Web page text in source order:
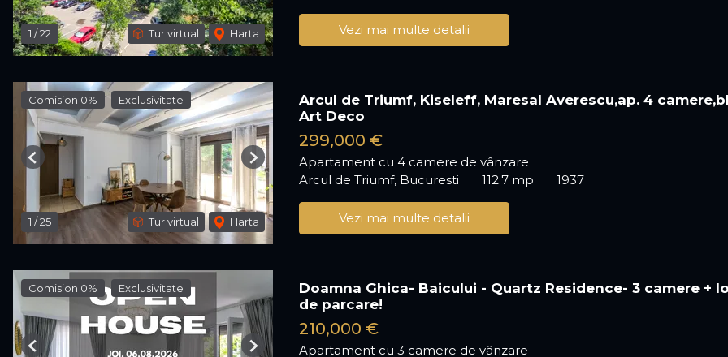
1 /22 Tur virtual Harta Vezi mai multe detalii
Comision 0% Exclusivitate
1 /25 Tur virtual Harta
Previous Next
Arcul de Triumf, Kiseleff, Maresal Averescu,ap. 4
Art Deco
299,000 €
Apartament cu 4 camere de vânzare
Arcul de Triumf, Bucuresti
112.7 mp 1937
Vezi mai multe detalii
Comision 0% Exclusivitate
Previous Next
Doamna Ghica- Baicului - Quartz Residence- 3 camere +
de parcare!
210,000 €
Apartament cu 3 camere de vânzare